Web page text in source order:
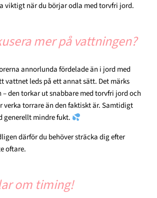
viktigt när du börjar odla med torvfri jord.
mer på vattningen?
annorlunda fördelade än i jord med
vattnet leds på ett annat sätt. Det märks
den torkar ut snabbare med torvfri jord och
verka torrare än den faktiskt är. Samtidigt
generellt mindre fukt.
därför du behöver sträcka dig efter
oftare.
om timing!